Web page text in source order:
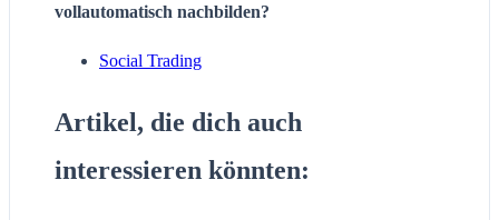
vollautomatisch nachbilden?
Social Trading
Artikel, die dich auch
interessieren könnten: